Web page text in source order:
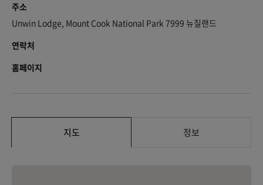
주소
Unwin Lodge, Mount Cook National Park 7999 뉴질랜드
연락처
홈페이지
지도 정보